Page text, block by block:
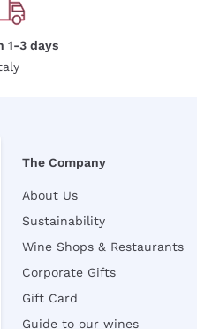
1-3 days
The Company
About Us
Sustainability
Wine Shops & Restaurants
Corporate Gifts
Gift Card
Guide to our wines